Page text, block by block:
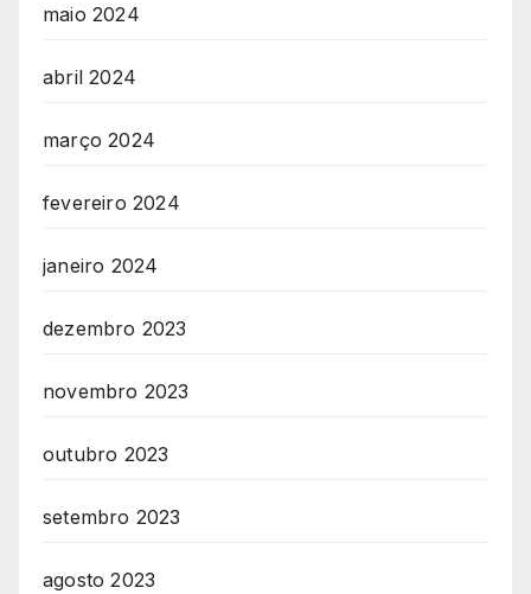
maio 2024
abril 2024
março 2024
fevereiro 2024
janeiro 2024
dezembro 2023
novembro 2023
outubro 2023
setembro 2023
agosto 2023